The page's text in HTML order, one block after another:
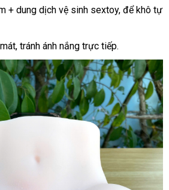
+ dung dịch vệ sinh sextoy, để khô tự
tránh ánh nắng trực tiếp.